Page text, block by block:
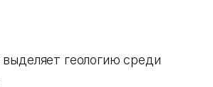
выделяет геологию среди